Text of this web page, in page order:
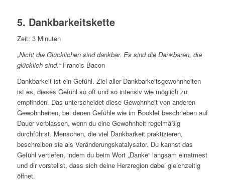
5. Dankbarkeitskette
Zeit: 3 Minuten
„Nicht die Glücklichen sind dankbar. Es sind die Dankbaren, die
glücklich sind.“Francis Bacon
Dankbarkeit ist ein Gefühl. Ziel aller Dankbarkeitsgewohnheiten
ist es, dieses Gefühl so oft und so intensiv wie möglich zu
empfinden. Das unterscheidet diese Gewohnheit von anderen
Gewohnheiten, bei denen Gefühle wie im Booklet beschrieben auf
Dauer verblassen, wenn du eine Gewohnheit regelmäßig
durchführst. Menschen, die viel Dankbarkeit praktizieren,
beschreiben sie als Veränderungskatalysator. Du kannst das
Gefühl vertiefen, indem du beim Wort „Danke“ langsam einatmest
und dir vorstellst, dass sich deine Herzregion dabei gleichzeitig
öffnet.